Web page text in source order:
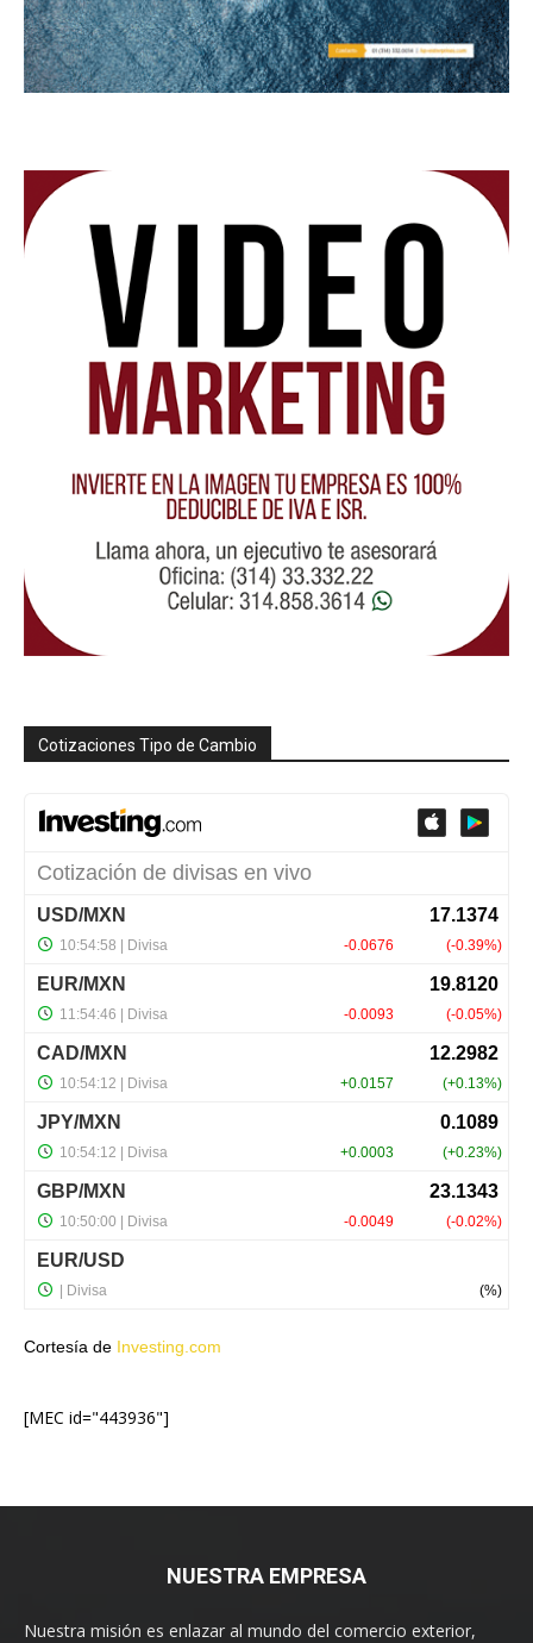
Cotizaciones Tipo de Cambio
Cortesía de Investing.com
[MEC id="443936"]
NUESTRA EMPRESA
Nuestra misión es enlazar al mundo del comercio exterior,